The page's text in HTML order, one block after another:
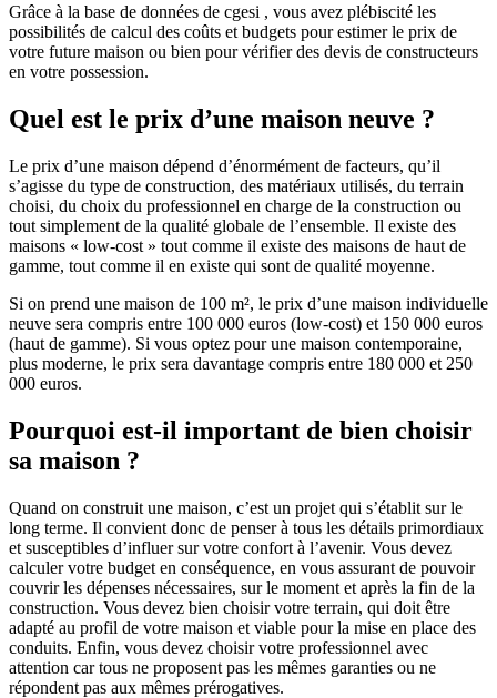
Grâce à la base de données de cgesi , vous avez plébiscité les
possibilités de calcul des coûts et budgets pour estimer le prix de
votre future maison ou bien pour vérifier des devis de constructeurs
en votre possession.
Quel est le prix d’une maison neuve ?
Le prix d’une maison dépend d’énormément de facteurs, qu’il
s’agisse du type de construction, des matériaux utilisés, du terrain
choisi, du choix du professionnel en charge de la construction ou
tout simplement de la qualité globale de l’ensemble. Il existe des
maisons « low-cost » tout comme il existe des maisons de haut de
gamme, tout comme il en existe qui sont de qualité moyenne.
Si on prend une maison de 100 m², le prix d’une maison individuelle
neuve sera compris entre 100 000 euros (low-cost) et 150 000 euros
(haut de gamme). Si vous optez pour une maison contemporaine,
plus moderne, le prix sera davantage compris entre 180 000 et 250
000 euros.
Pourquoi est-il important de bien choisir
sa maison ?
Quand on construit une maison, c’est un projet qui s’établit sur le
long terme. Il convient donc de penser à tous les détails primordiaux
et susceptibles d’influer sur votre confort à l’avenir. Vous devez
calculer votre budget en conséquence, en vous assurant de pouvoir
couvrir les dépenses nécessaires, sur le moment et après la fin de la
construction. Vous devez bien choisir votre terrain, qui doit être
adapté au profil de votre maison et viable pour la mise en place des
conduits. Enfin, vous devez choisir votre professionnel avec
attention car tous ne proposent pas les mêmes garanties ou ne
répondent pas aux mêmes prérogatives.